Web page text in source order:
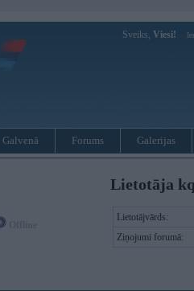
Sveiks, Viesi!
Galvenā Forums Galerijas
Lietotāja
Lietotājvārds:
Ziņojumi forumā: